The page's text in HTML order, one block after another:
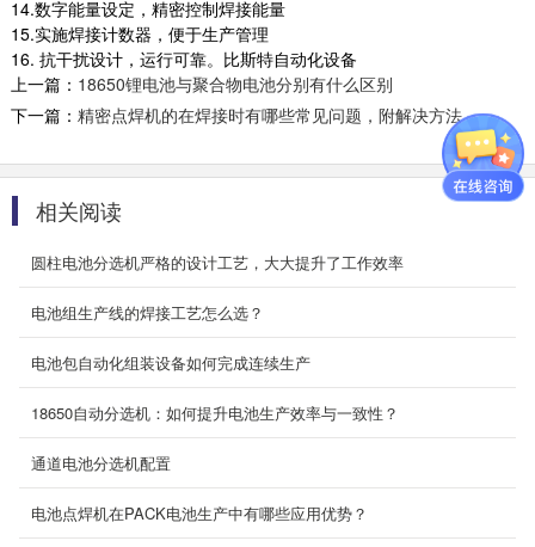
14.数字能量设定，精密控制焊接能量
15.实施焊接计数器，便于生产管理
16. 抗干扰设计，运行可靠。比斯特自动化设备
上一篇： 18650锂电池与聚合物电池分别有什么区别
下一篇： 精密点焊机的在焊接时有哪些常见问题，附解决方法
相关阅读
圆柱电池分选机严格的设计工艺，大大提升了工作效率
电池组生产线的焊接工艺怎么选？
电池包自动化组装设备如何完成连续生产
18650自动分选机：如何提升电池生产效率与一致性？
通道电池分选机配置
电池点焊机在PACK电池生产中有哪些应用优势？
BT-2113B 储能/动力电池组全自动生产线
一、产品参数 设备功率 ...
2026-01-14
动检测文字位置，自动贴侧面高温胶，自动 化焊
接 ...
2025-09-19
BT-850B-XZ-10000A 晶体管(7轴...
一、主 要 功 能 圆柱型电芯的组合式双面自动化
焊接 二、产品特点 自动化焊接，焊点均匀，...
2025-09-18
BT-1832FX 通用分选机
一、主要功能 测试圆柱型/方型铝壳/聚合物电芯